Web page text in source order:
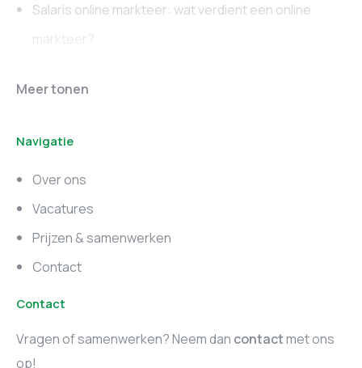
Salaris online markteer: wat verdient een online
markteer?
Online marketing
Marketing vacatures
Zuid-Holland
Marketing vacatures
Utrecht
Meer tonen
Navigatie
Over ons
Vacatures
Prijzen & samenwerken
Contact
Contact
Vragen of samenwerken? Neem dan contactmet ons
op!